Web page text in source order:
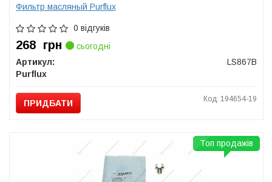
Фильтр масляный Purflux
0 відгуків
268 грн
сьогодні
Артикул:
LS867B
Purflux
ПРИДБАТИ Код: 194654-19
Топ продажів